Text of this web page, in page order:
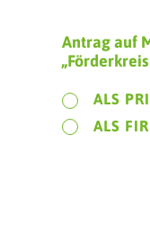
Antrag auf
ALS
ALS